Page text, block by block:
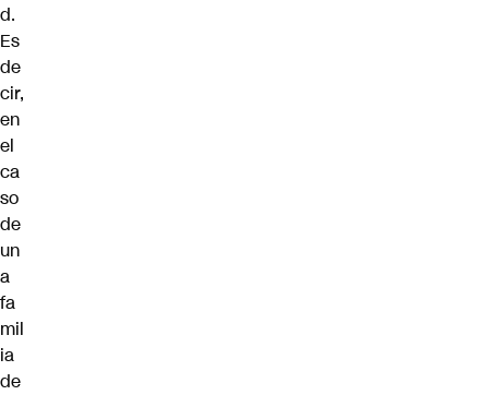
d.
Es
de
cir,
en
el
ca
so
de
un
a
fa
mil
ia
de